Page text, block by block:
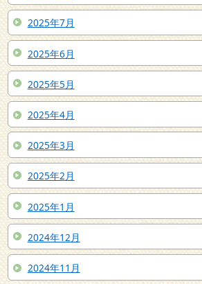
2025年7月
2025年6月
2025年5月
2025年4月
2025年3月
2025年2月
2025年1月
2024年12月
2024年11月